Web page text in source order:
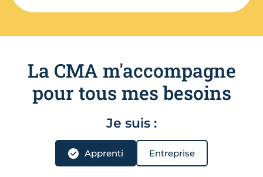
La CMA m'accompagne
pour tous mes besoins
Je suis :
Apprenti Entreprise